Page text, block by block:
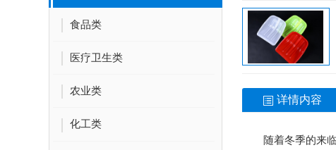
食品类
医疗卫生类
农业类
化工类
详情内容
随着冬季的来